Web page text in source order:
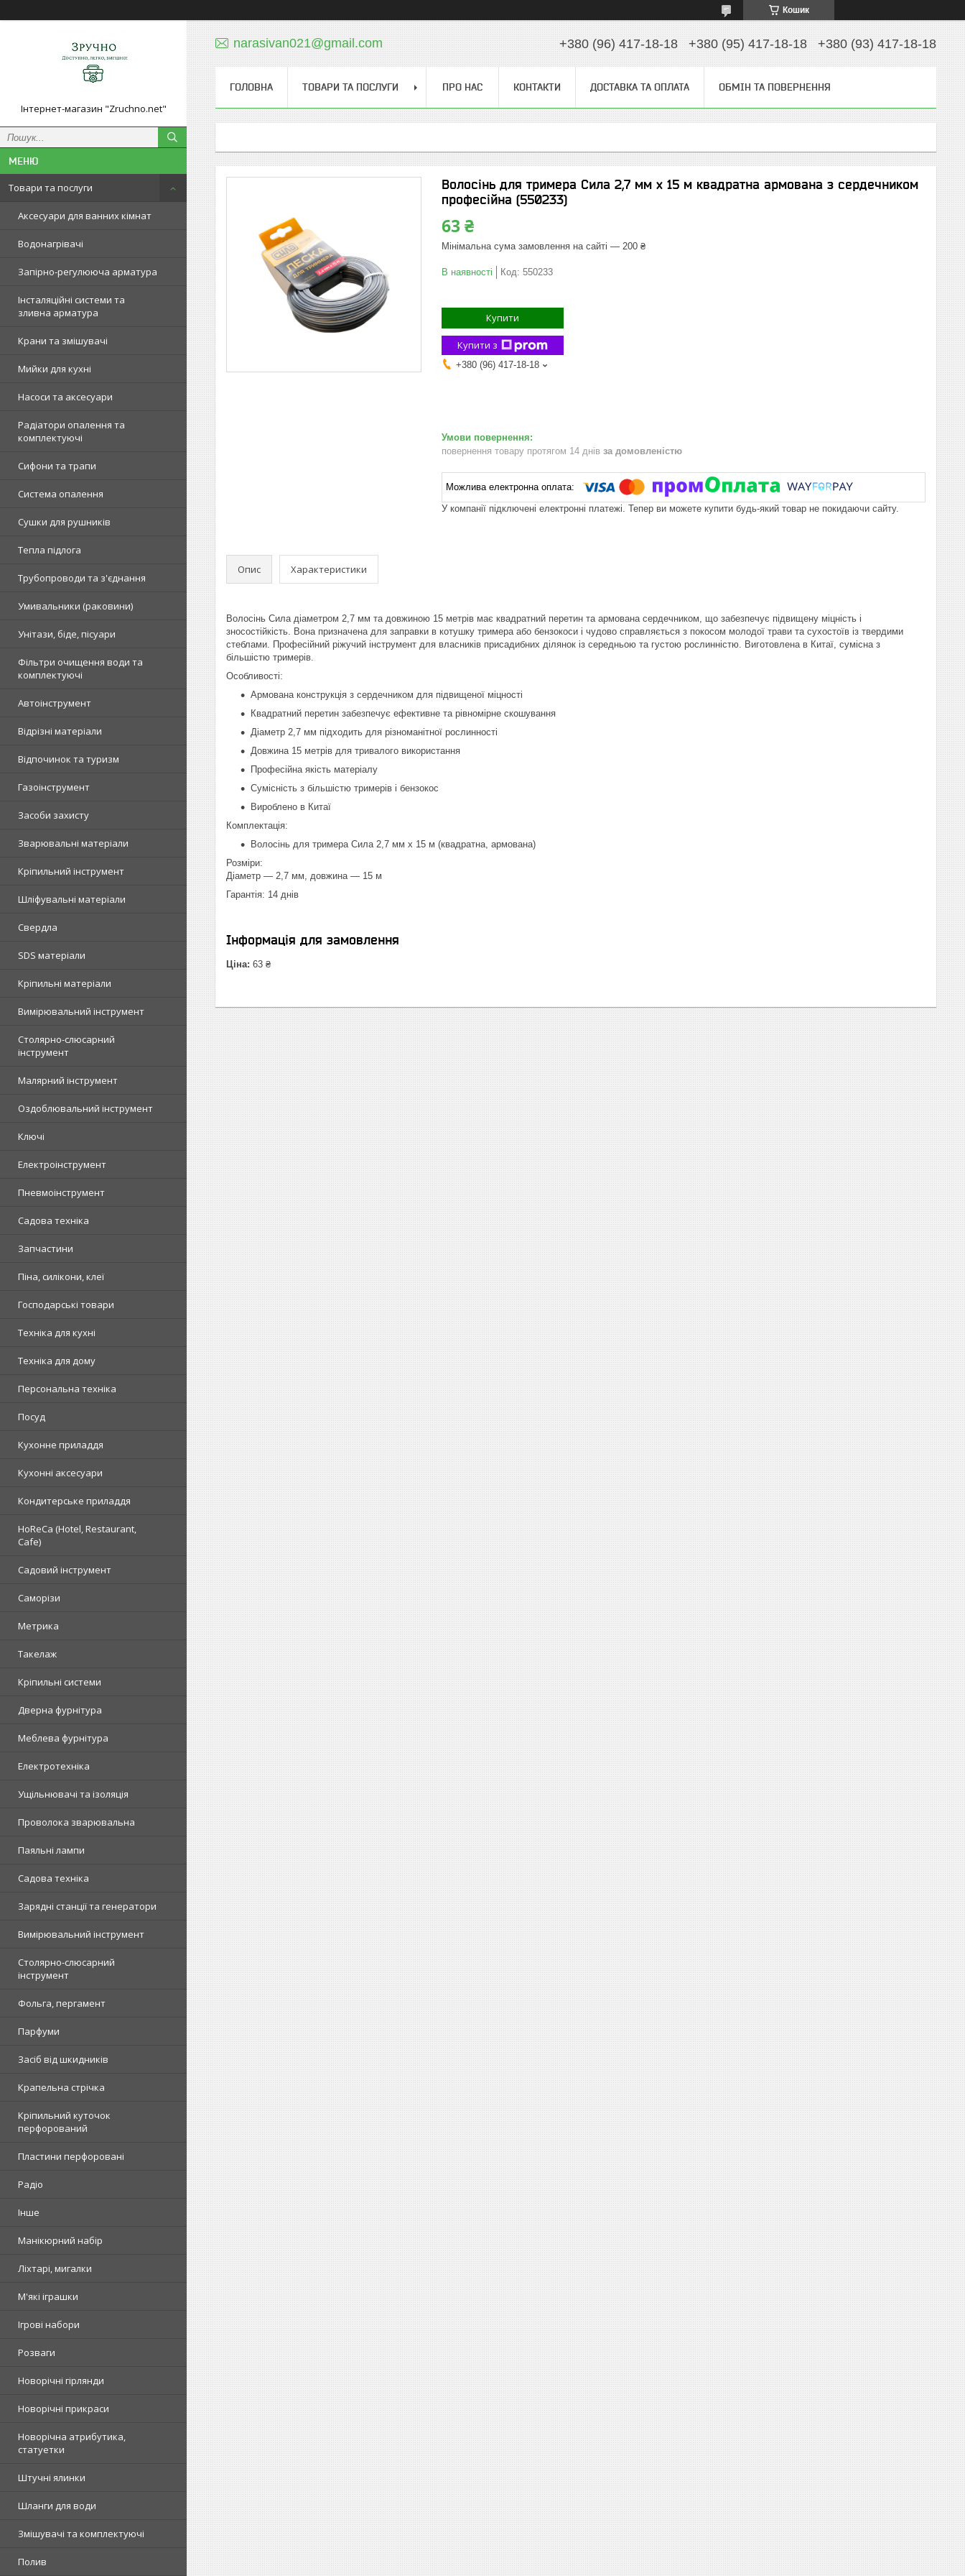
Кошик
Інтернет-магазин "Zruchno.net"
Товари та послуги
Аксесуари для ванних кімнат
Водонагрівачі
Запірно-регулююча арматура
Інсталяційні системи та
зливна арматура
Крани та змішувачі
Мийки для кухні
Насоси та аксесуари
Радіатори опалення та
комплектуючі
Сифони та трапи
Система опалення
Сушки для рушників
Тепла підлога
Трубопроводи та з'єднання
Умивальники (раковини)
Унітази, біде, пісуари
Фільтри очищення води та
комплектуючі
Автоінструмент
Відрізні матеріали
Відпочинок та туризм
Газоінструмент
Засоби захисту
Зварювальні матеріали
Кріпильний інструмент
Шліфувальні матеріали
Свердла
SDS матеріали
Кріпильні матеріали
Вимірювальний інструмент
Столярно-слюсарний
інструмент
Малярний інструмент
Оздоблювальний інструмент
Ключі
Електроінструмент
Пневмоінструмент
Садова техніка
Запчастини
Піна, силікони, клеї
Господарські товари
Техніка для кухні
Техніка для дому
Персональна техніка
Посуд
Кухонне приладдя
Кухонні аксесуари
Кондитерське приладдя
HoReCa (Hotel, Restaurant,
Cafe)
Садовий інструмент
Саморізи
Метрика
Такелаж
Кріпильні системи
Дверна фурнітура
Меблева фурнітура
Електротехніка
Ущільнювачі та ізоляція
Проволока зварювальна
Паяльні лампи
Садова техніка
Зарядні станції та генератори
Вимірювальний інструмент
Столярно-слюсарний
інструмент
Фольга, пергамент
Парфуми
Засіб від шкидників
Крапельна стрічка
Кріпильний куточок
перфорований
Пластини перфоровані
Радіо
Інше
Манікюрний набір
Ліхтарі, мигалки
М'які іграшки
Ігрові набори
Розваги
Новорічні гірлянди
Новорічні прикраси
Новорічна атрибутика,
статуетки
Штучні ялинки
Шланги для води
Змішувачі та комплектуючі
Полив
narasivan021@gmail.com +380 (96) 417-18-18 +380 (95) 417-18-18 +380 (93) 417-18-18
ГОЛОВНА ТОВАРИ ТА ПОСЛУГИ ПРО НАС КОНТАКТИ ДОСТАВКА ТА ОПЛАТА ОБМІН ТА ПОВЕРНЕННЯ
Волосінь для тримера Сила 2,7 мм х 15 м квадратна армована з сердечником
професійна (550233)
63 ₴
Мінімальна сума замовлення на сайті — 200 ₴
В наявності Код: 550233
Купити
Купити з
+380 (96) 417-18-18
повернення товару протягом 14 днів за домовленістю
У компанії підключені електронні платежі. Тепер ви можете купити будь-який товар не покидаючи сайту.
Опис Характеристики
Волосінь Сила діаметром 2,7 мм та довжиною 15 метрів має квадратний перетин та армована сердечником, що забезпечує підвищену міцність і
зносостійкість. Вона призначена для заправки в котушку тримера або бензокоси і чудово справляється з покосом молодої трави та сухостоїв із твердими
стеблами. Професійний ріжучий інструмент для власників присадибних ділянок із середньою та густою рослинністю. Виготовлена в Китаї, сумісна з
більшістю тримерів.
Особливості:
Армована конструкція з сердечником для підвищеної міцності
Квадратний перетин забезпечує ефективне та рівномірне скошування
Діаметр 2,7 мм підходить для різноманітної рослинності
Довжина 15 метрів для тривалого використання
Професійна якість матеріалу
Сумісність з більшістю тримерів і бензокос
Вироблено в Китаї
Комплектація:
Волосінь для тримера Сила 2,7 мм х 15 м (квадратна, армована)
Розміри:
Діаметр — 2,7 мм, довжина — 15 м
Гарантія: 14 днів
Інформація для замовлення
Ціна: 63 ₴